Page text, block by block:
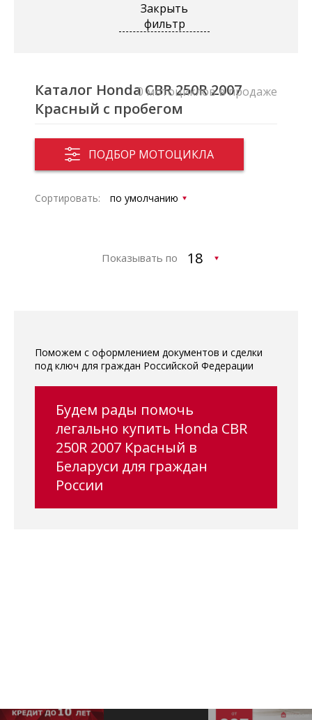
Закрыть
фильтр
Каталог Honda CBR 250R 2007
Красный с пробегом
ПОДБОР МОТОЦИКЛА
0 мотоциклов в продаже
Сортировать:
Показывать по
Поможем с оформлением документов и сделки
под ключ для граждан Российской Федерации
Будем рады помочь
легально купить Honda CBR
250R 2007 Красный в
Беларуси для граждан
России